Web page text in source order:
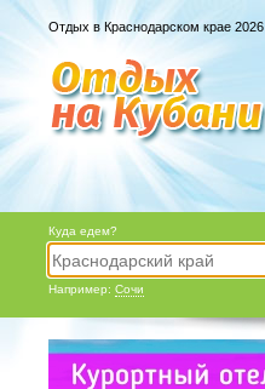
Отдых в Краснодарском крае 2026
Куда едем?
Например: Сочи